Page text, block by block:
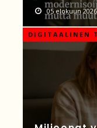
05 elokuun 2026
DIGITAALINEN